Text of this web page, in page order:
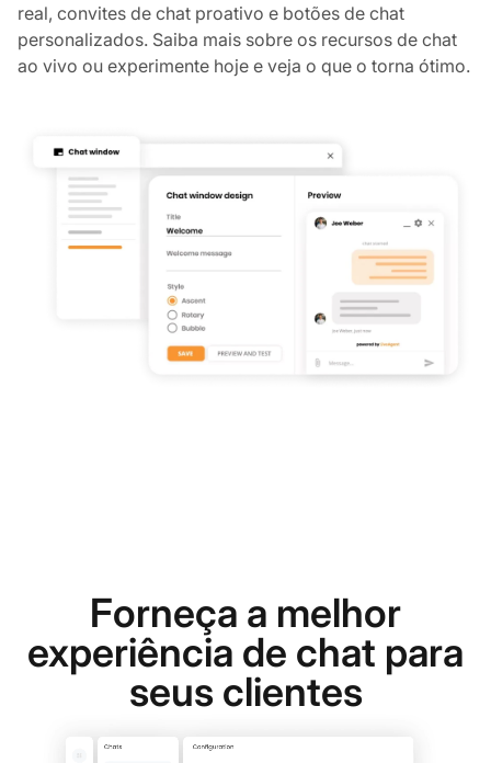
real, convites de chat proativo e botões de chat
personalizados. Saiba mais sobre os recursos de chat
ao vivo ou experimente hoje e veja o que o torna ótimo.
Forneça a melhor
experiência de chat para
seus clientes